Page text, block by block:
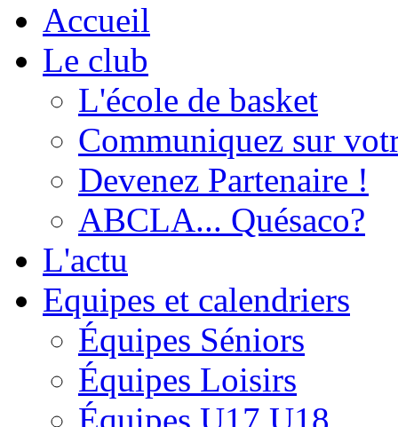
Accueil
Le club
L'école de basket
Communiquez sur
Devenez Partenaire !
ABCLA... Quésaco?
L'actu
Equipes et calendriers
Équipes Séniors
Équipes Loisirs